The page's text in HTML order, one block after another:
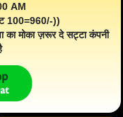
AM
100=960/-))
का मोका ज़रूर दे सट्टा कंपनी